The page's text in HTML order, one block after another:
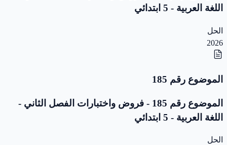
اللغة العربية - 5 ابتدائي
الحل
2026
الموضوع رقم 185
الموضوع رقم 185 - فروض واختبارات الفصل الثاني -
اللغة العربية - 5 ابتدائي
الحل